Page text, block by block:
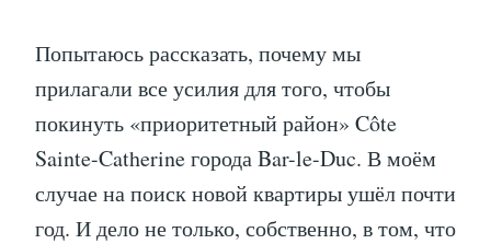
Попытаюсь рассказать, почему мы
прилагали все усилия для того, чтобы
покинуть «приоритетный район» Côte
Sainte-Catherine города Bar-le-Duc. В моём
случае на поиск новой квартиры ушёл почти
год. И дело не только, собственно, в том, что